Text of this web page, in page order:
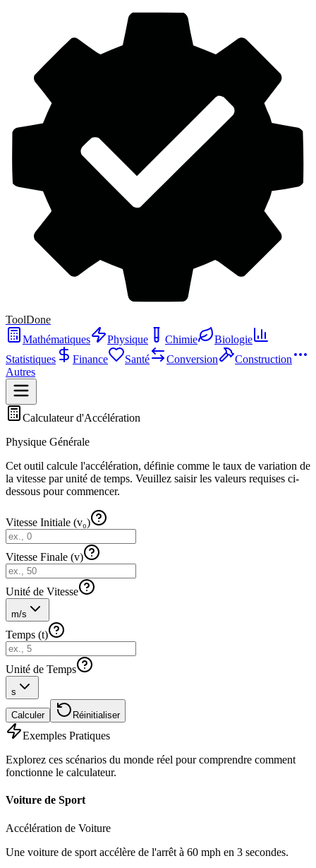
ToolDone
Mathématiques
Physique Chimie
Biologie
Statistiques
Finance Santé Conversion
Construction
Autres
Calculateur d'Accélération
Physique Générale
Cet outil calcule l'accélération, définie comme le taux de variation de
la vitesse par unité de temps. Veuillez saisir les valeurs requises ci-
dessous pour commencer.
Vitesse Initiale (v₀)
Vitesse Finale (v)
Unité de Vitesse
m/s
Temps (t)
Unité de Temps
s
Calculer Réinitialiser
Exemples Pratiques
Explorez ces scénarios du monde réel pour comprendre comment
fonctionne le calculateur.
Voiture de Sport
Accélération de Voiture
Une voiture de sport accélère de l'arrêt à 60 mph en 3 secondes.